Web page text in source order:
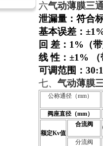
六气动薄膜三
泄漏量：符合
基本误差：
回 差：1%（
线 性：±1%
可调范围：30:1
七、 气动薄膜
公称通径（mm）
阀座直径（mm）
额定Kv值
合流阀
分流阀